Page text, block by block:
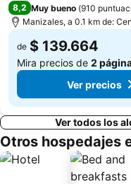
8,2 Muy bueno (910
Manizales, a 0.1 km de:
de $ 139.664
Mira precios de 2
Ver precios
Ver todos los
Otros hospedajes